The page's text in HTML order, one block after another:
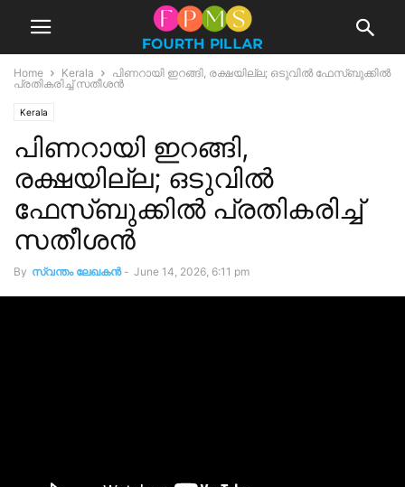
Home Kerala
പിണറായി ഇറങ്ങി, രക്ഷയില്ല; ഒടുവിൽ ഫേസ്ബുക്കിൽ
പ്രതികരിച്ച് സതീശൻ
Kerala
പിണറായി ഇറങ്ങി,
രക്ഷയില്ല; ഒടുവിൽ
ഫേസ്ബുക്കിൽ പ്രതികരിച്ച്
സതീശൻ
By സ്വന്തം ലേഖകന്‍ - June 14, 2026, 6:11 pm